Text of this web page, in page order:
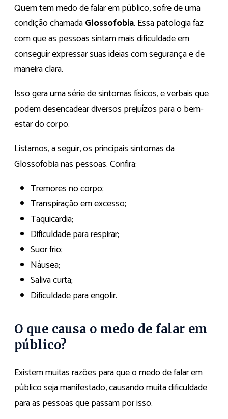
Quem tem medo de falar em público, sofre de uma
condição chamadaGlossofobia. Essa patologia faz
com que as pessoas sintam mais dificuldade em
conseguir expressar suas ideias com segurança e de
maneira clara.
Isso gera uma série de sintomas físicos, e verbais que
podem desencadear diversos prejuízos para o bem-
estar do corpo.
Listamos, a seguir, os principais sintomas da
Glossofobia nas pessoas. Confira:
Tremores no corpo;
Transpiração em excesso;
Taquicardia;
Dificuldade para respirar;
Suor frio;
Náusea;
Saliva curta;
Dificuldade para engolir.
O que causa o medo de falar em
público?
Existem muitas razões para que o medo de falar em
público seja manifestado, causando muita dificuldade
para as pessoas que passam por isso.